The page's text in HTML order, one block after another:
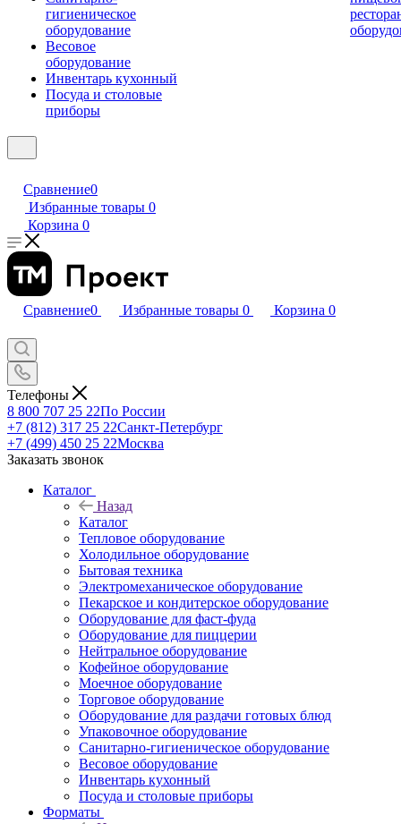
гигиеническое
оборудование
Весовое
оборудование
Инвентарь кухонный
Посуда и столовые
приборы
Сравнение0
Избранные товары 0
Корзина 0
Сравнение0 Избранные товары 0 Корзина 0
Телефоны
8 800 707 25 22По России
+7 (812) 317 25 22Санкт-Петербург
+7 (499) 450 25 22Москва
Заказать звонок
Каталог
Назад
Каталог
Тепловое оборудование
Холодильное оборудование
Бытовая техника
Электромеханическое оборудование
Пекарское и кондитерское оборудование
Оборудование для фаст-фуда
Оборудование для пиццерии
Нейтральное оборудование
Кофейное оборудование
Моечное оборудование
Торговое оборудование
Оборудование для раздачи готовых блюд
Упаковочное оборудование
Санитарно-гигиеническое оборудование
Весовое оборудование
Инвентарь кухонный
Посуда и столовые приборы
Форматы